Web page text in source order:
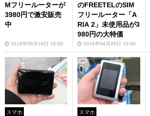
Mフリールーターが
3980円で激安販売
中
2018年06月16日 10:00
のFREETELのSIM
フリールーター「A
RIA 2」未使用品が3
980円の大特価
2018年04月28日 10:00
スマホ スマホ